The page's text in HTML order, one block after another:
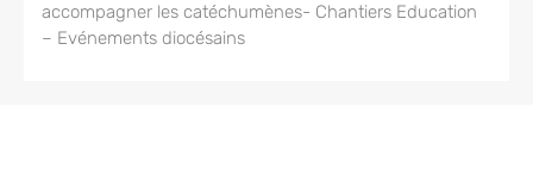
accompagner les catéchumènes- Chantiers Education
– Evénements diocésains